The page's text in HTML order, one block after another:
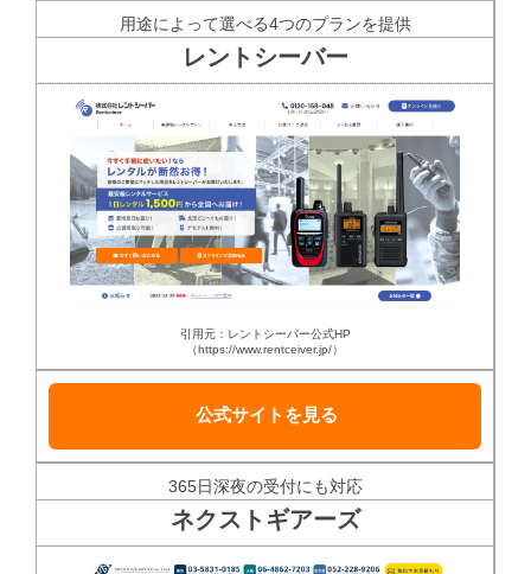
用途によって選べる4つのプランを提供
レントシーバー
引用元：レントシーバー公式HP
（https://www.rentceiver.jp/）
公式サイトを見る
365日深夜の受付にも対応
ネクストギアーズ